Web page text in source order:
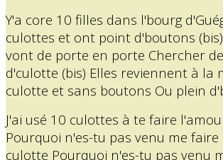
Y'a core 10 filles dans l'bourg
culottes et ont point d'boutons (bis)
vont de porte en porte Chercher
d'culotte (bis) Elles reviennent à la
culotte et sans boutons Ou plein
J'ai usé 10 culottes à te faire
Pourquoi n'es-tu pas venu me
culotte Pourquoi n'es-tu pas venu